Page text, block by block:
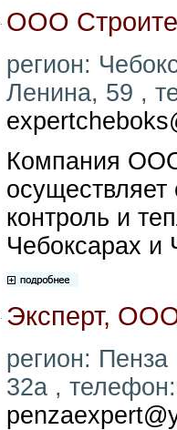
ООО
регион:
Ленина, 59 ,
Компания ООО
осуществляет
контроль и
Чебоксарах и
Эксперт,
регион:
32а ,